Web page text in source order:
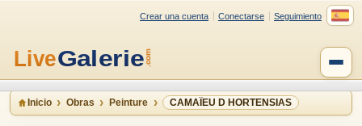
Crear una cuenta Conectarse Seguimiento
Inicio Obras Peinture CAMAÏEU D HORTENSIAS